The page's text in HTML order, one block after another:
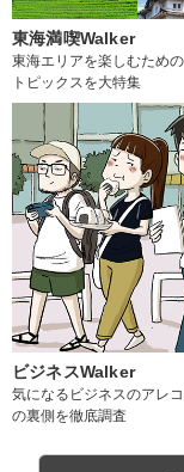
東海満喫Walker
東海エリアを楽しむため
トピックスを大特集
ビジネスWalker
気になるビジネスのアレ
の裏側を徹底調査